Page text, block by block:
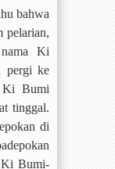
bahwa
pelarian,
Ki
pergi ke
Ki Bumi
tinggal.
di
Ki Bumi-